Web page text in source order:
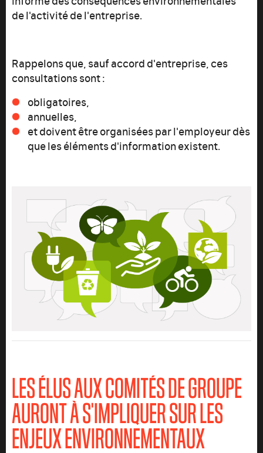
de l'activité de l'entreprise.
Rappelons que, sauf accord d'entreprise, ces
consultations sont :
obligatoires,
annuelles,
et doivent être organisées par l'employeur dès
que les éléments d'information existent.
LES ÉLUS AUX COMITÉS DE GROUPE
AURONT À S'IMPLIQUER SUR LES
ENJEUX ENVIRONNEMENTAUX